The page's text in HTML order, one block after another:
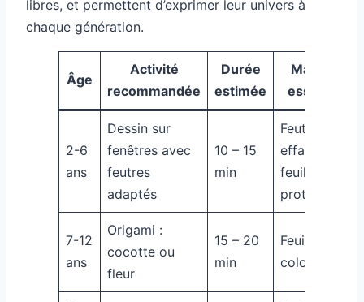
libres, et permettent d’exprimer leur univers à
chaque génération.
Âge
Activité
recommandée
Durée
estimée
Matériel
essentiel
2-6
ans
Dessin sur
fenêtres avec
feutres
adaptés
10 – 15
min
Feutres
effaçables,
feuilles de
protection
7-12
ans
Origami :
cocotte ou
fleur
15 – 20
min
Feuilles
colorées